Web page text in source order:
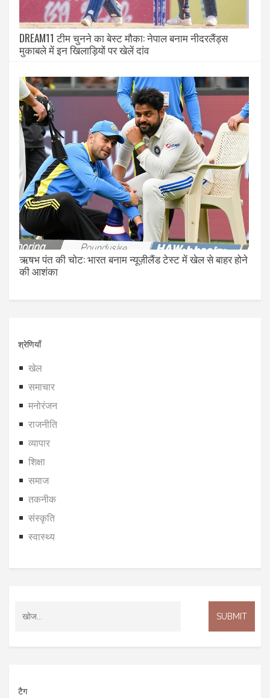
DREAM11 टीम चुनने का बेस्ट मौका: नेपाल बनाम नीदरलैंड्स
मुकाबले में इन खिलाड़ियों पर खेलें दांव
ऋषभ पंत की चोट: भारत बनाम न्यूज़ीलैंड टेस्ट में खेल से बाहर होने
की आशंका
श्रेणियाँ
खेल
समाचार
मनोरंजन
राजनीति
व्यापार
शिक्षा
समाज
तकनीक
संस्कृति
स्वास्थ्य
टैग